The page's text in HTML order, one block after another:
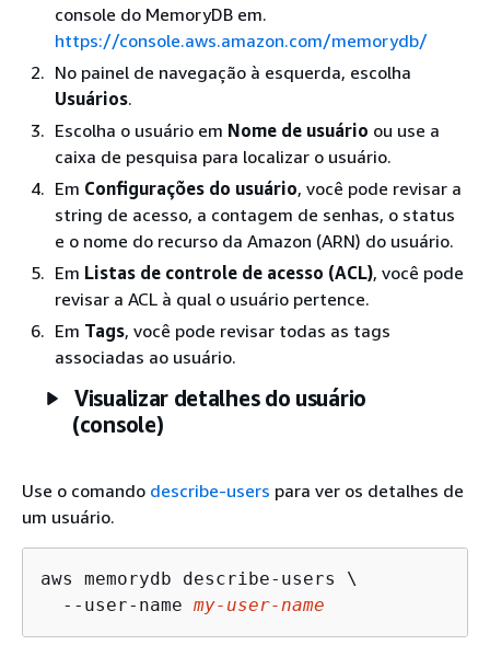
console do MemoryDB em.
https://console.aws.amazon.com/memorydb/
No painel de navegação à esquerda, escolha
Usuários.
Escolha o usuário em Nome de usuário ou use a
caixa de pesquisa para localizar o usuário.
Em Configurações do usuário, você pode revisar a
string de acesso, a contagem de senhas, o status
e o nome do recurso da Amazon (ARN) do usuário.
Em Listas de controle de acesso (ACL), você pode
revisar a ACL à qual o usuário pertence.
Em Tags, você pode revisar todas as tags
associadas ao usuário.
Visualizar detalhes do usuário
(console)
Use o comando describe-users para ver os detalhes de
um usuário.
aws memorydb describe-users \
  --user-name
my-user-name